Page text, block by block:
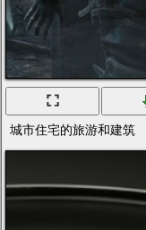
城市住宅的旅游和建筑